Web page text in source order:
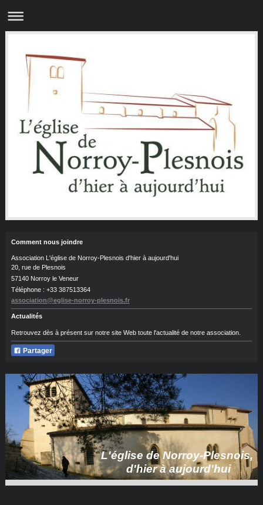
Comment nous joindre
Association L'église de Norroy-Plesnois d'hier à aujourd'hui
20, rue de Plesnois
57140 Norroy le Veneur
Téléphone : +33 387513364
association@eglise-norroy-plesnois.fr
Actualités
Retrouvez dès à présent sur notre site Web toute l'actualité de notre association.
Partager
L'église de Norroy-Plesnois,
d'hier à aujourd'hui